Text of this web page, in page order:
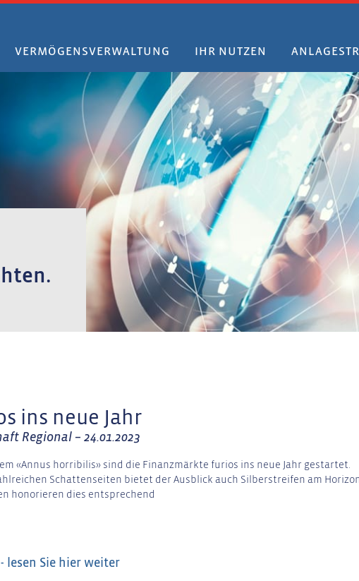
VERMÖGENSVERWALTUNG IHR NUTZEN
ins neue Jahr
Regional – 24.01.2023
«Annus horribilis» sind die Finanzmärkte furios ins neue Jahr gestartet.
Schattenseiten bietet der Ausblick auch Silberstreifen am
honorieren dies entsprechend
- lesen Sie hier weiter